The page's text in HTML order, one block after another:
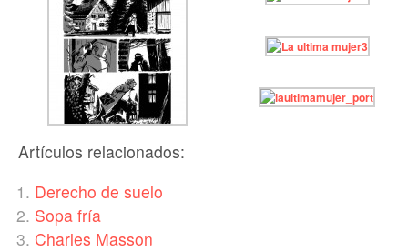
Artículos relacionados:
Derecho de suelo
Sopa fría
Charles Masson